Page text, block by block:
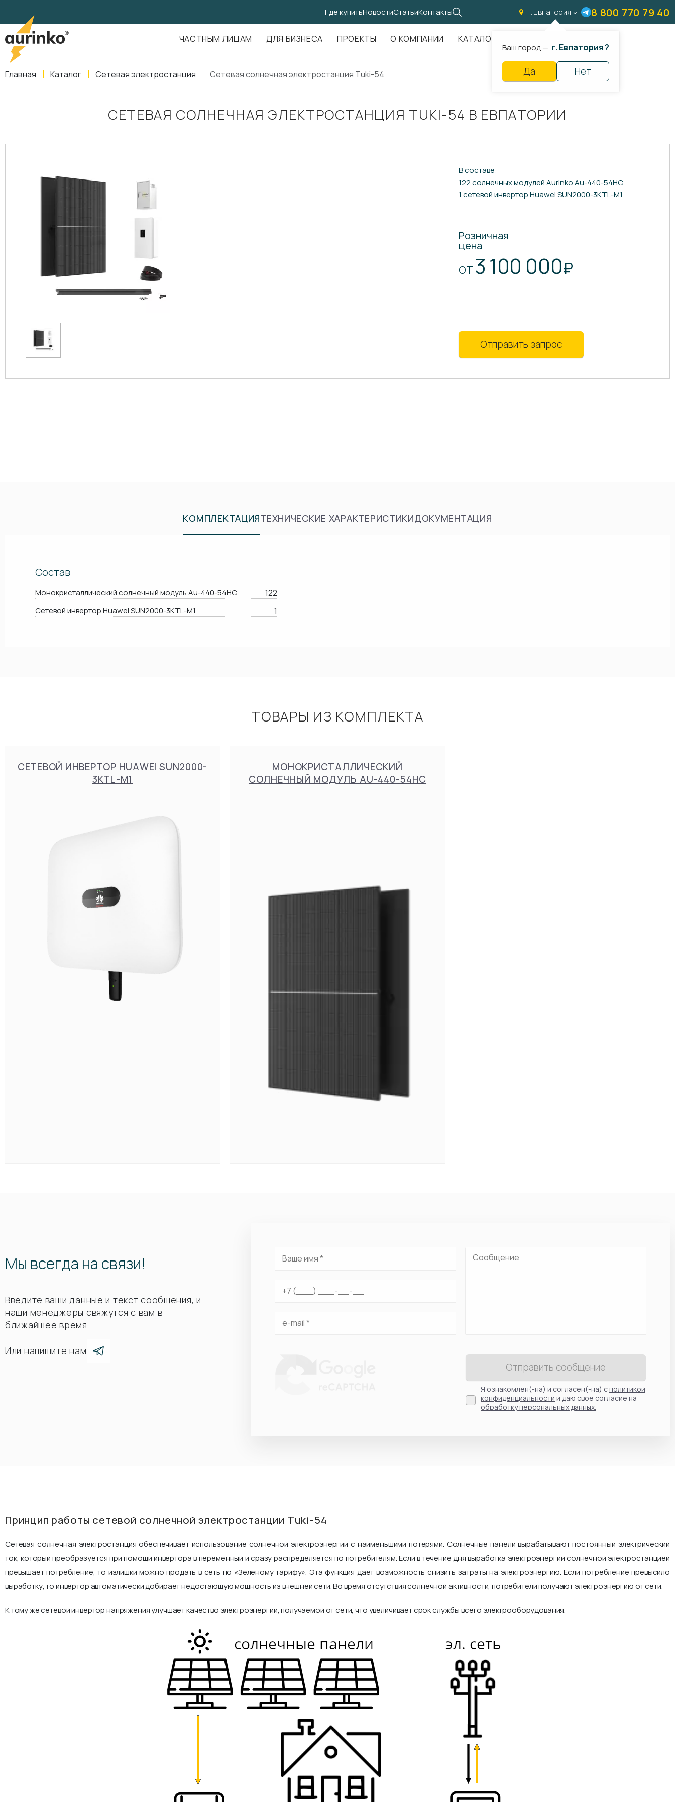
Где купитьНовостиСтатьиКонтакты г. Евпатория
Ваш город — г. Евпатория ?
Да Нет
8 800 770 79 40
ЧАСТНЫМ ЛИЦАМ ДЛЯ БИЗНЕСА ПРОЕКТЫ О КОМПАНИИ КАТАЛОГ
Главная Каталог Сетевая электростанция Сетевая солнечная электростанция Tuki-54
СЕТЕВАЯ СОЛНЕЧНАЯ ЭЛЕКТРОСТАНЦИЯ TUKI-54 В ЕВПАТОРИИ
В составе:
122 солнечных модулей Aurinko Au-440-54HC
1 сетевой инвертор Huawei SUN2000-3KTL-M1
Розничная
цена
ОТ 3 100 000₽
Отправить запрос
КОМПЛЕКТАЦИЯТЕХНИЧЕСКИЕ ХАРАКТЕРИСТИКИДОКУМЕНТАЦИЯ
Состав
Монокристаллический солнечный модуль Au-440-54HC 122
Сетевой инвертор Huawei SUN2000-3KTL-M1 1
ТОВАРЫ ИЗ КОМПЛЕКТА
СЕТЕВОЙ ИНВЕРТОР HUAWEI SUN2000-
3KTL-M1
МОНОКРИСТАЛЛИЧЕСКИЙ
СОЛНЕЧНЫЙ МОДУЛЬ AU-440-54HC
Мы всегда на связи!
Введите ваши данные и текст сообщения, и
наши менеджеры свяжутся с вам в
ближайшее время
Или напишите нам
Отправить сообщение
Я ознакомлен(-на) и согласен(-на) сполитикой
конфиденциальности и даю своё согласие на
обработку персональных данных.
Принцип работы сетевой солнечной электростанции Tuki-54
Сетевая солнечная электростанция обеспечивает использование солнечной электроэнергии с наименьшими потерями. Солнечные панели вырабатывают постоянный электрический
ток, который преобразуется при помощи инвертора в переменный и сразу распределяется по потребителям. Если в течение дня выработка электроэнергии солнечной электростанцией
превышает потребление, то излишки можно продать в сеть по «Зелёному тарифу». Эта функция даёт возможность снизить затраты на электроэнергию. Если потребление превысило
выработку, то инвертор автоматически добирает недостающую мощность из внешней сети. Во время отсутствия солнечной активности, потребители получают электроэнергию от сети.
К тому же сетевой инвертор напряжения улучшает качество электроэнергии, получаемой от сети, что увеличивает срок службы всего электрооборудования.
,Свердловская область
info@aurinkos.com
8-800-770-79-40